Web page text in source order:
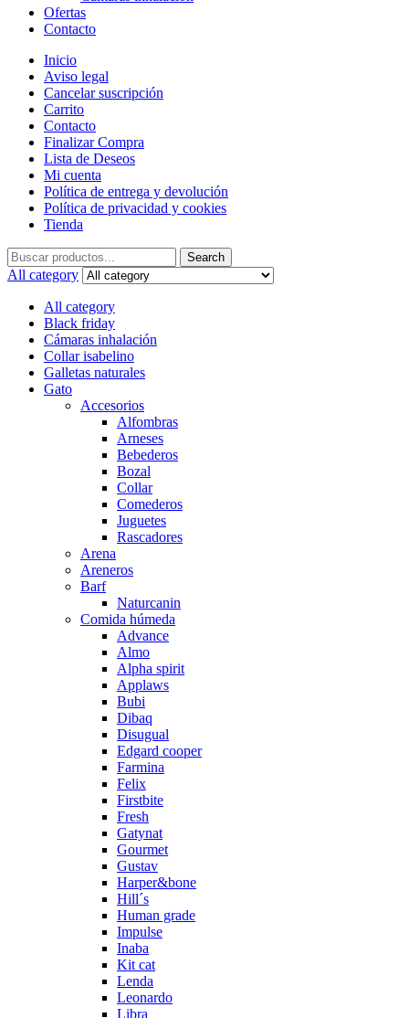
Ofertas
Contacto
Inicio
Aviso legal
Cancelar suscripción
Carrito
Contacto
Finalizar Compra
Lista de Deseos
Mi cuenta
Política de entrega y devolución
Política de privacidad y cookies
Tienda
Search
for:
Search
All category
All category
Black friday
Cámaras inhalación
Collar isabelino
Galletas naturales
Gato
Accesorios
Alfombras
Arneses
Bebederos
Bozal
Collar
Comederos
Juguetes
Rascadores
Arena
Areneros
Barf
Naturcanin
Comida húmeda
Advance
Almo
Alpha spirit
Applaws
Bubi
Dibaq
Disugual
Edgard cooper
Farmina
Felix
Firstbite
Fresh
Gatynat
Gourmet
Gustav
Harper&bone
Hill´s
Human grade
Impulse
Inaba
Kit cat
Lenda
Leonardo
Libra